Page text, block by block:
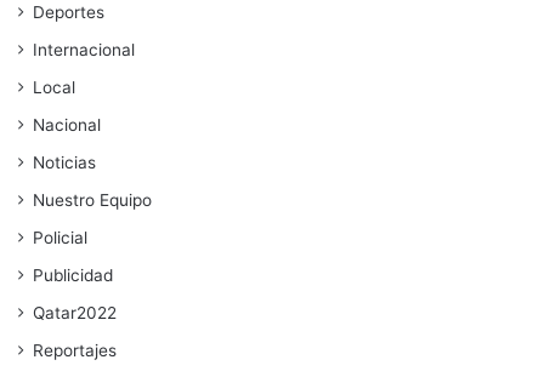
Deportes
Internacional
Local
Nacional
Noticias
Nuestro Equipo
Policial
Publicidad
Qatar2022
Reportajes